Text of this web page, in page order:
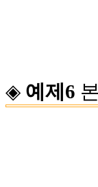
◈ 예제6